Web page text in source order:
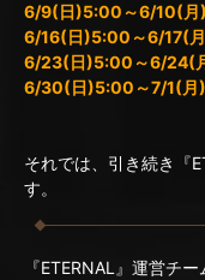
6/9(日)5:00～6/10(
6/16(日)5:00～6/17(
6/23(日)5:00～6/24(
6/30(日)5:00～7/1(月
それでは、引き続き『
す。
『ETERNAL』運営チー